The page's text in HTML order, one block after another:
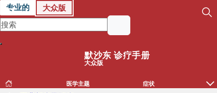
专业的 大众版
默沙东 诊疗手册
大众版
医学主题 症状